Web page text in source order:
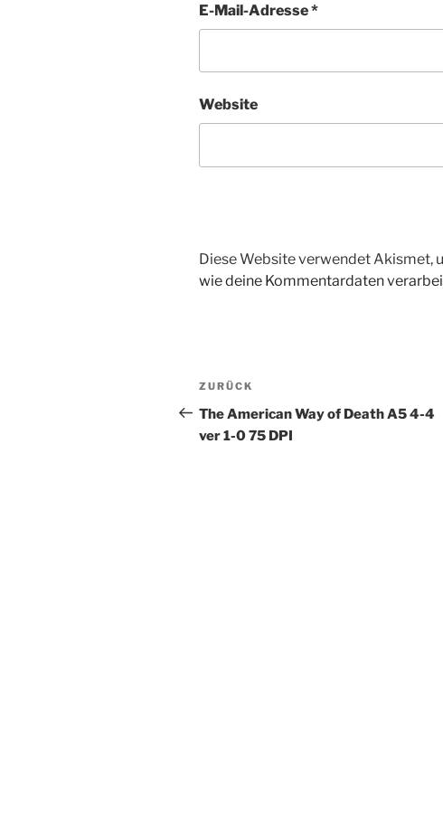
E-Mail-Adresse*
Website
Diese Website verwendet Akismet,
wie deine Kommentardaten
Beitragsnavigation
Vorheriger
Beitrag
ZURÜCK
The American Way of Death A5 4-4
ver 1-0 75 DPI